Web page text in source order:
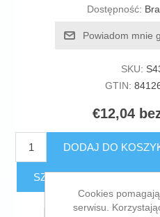
Dostępność:
Powiadom mnie
SKU:
GTIN:
€12,04
DODAJ DO
SZACUNKOWY KOSZT
Cookies
serwisu.